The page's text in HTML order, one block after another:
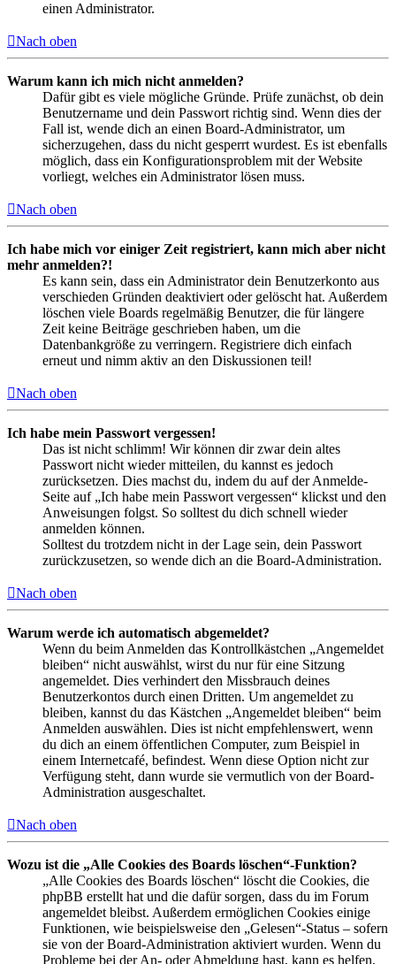
einen Administrator.
Nach oben
Warum kann ich mich nicht anmelden?
Dafür gibt es viele mögliche Gründe. Prüfe zunächst, ob dein
Benutzername und dein Passwort richtig sind. Wenn dies der
Fall ist, wende dich an einen Board-Administrator, um
sicherzugehen, dass du nicht gesperrt wurdest. Es ist ebenfalls
möglich, dass ein Konfigurationsproblem mit der Website
vorliegt, welches ein Administrator lösen muss.
Nach oben
Ich habe mich vor einiger Zeit registriert, kann mich aber nicht
mehr anmelden?!
Es kann sein, dass ein Administrator dein Benutzerkonto aus
verschieden Gründen deaktiviert oder gelöscht hat. Außerdem
löschen viele Boards regelmäßig Benutzer, die für längere
Zeit keine Beiträge geschrieben haben, um die
Datenbankgröße zu verringern. Registriere dich einfach
erneut und nimm aktiv an den Diskussionen teil!
Nach oben
Ich habe mein Passwort vergessen!
Das ist nicht schlimm! Wir können dir zwar dein altes
Passwort nicht wieder mitteilen, du kannst es jedoch
zurücksetzen. Dies machst du, indem du auf der Anmelde-
Seite auf „Ich habe mein Passwort vergessen“ klickst und den
Anweisungen folgst. So solltest du dich schnell wieder
anmelden können.
Solltest du trotzdem nicht in der Lage sein, dein Passwort
zurückzusetzen, so wende dich an die Board-Administration.
Nach oben
Warum werde ich automatisch abgemeldet?
Wenn du beim Anmelden das Kontrollkästchen „Angemeldet
bleiben“ nicht auswählst, wirst du nur für eine Sitzung
angemeldet. Dies verhindert den Missbrauch deines
Benutzerkontos durch einen Dritten. Um angemeldet zu
bleiben, kannst du das Kästchen „Angemeldet bleiben“ beim
Anmelden auswählen. Dies ist nicht empfehlenswert, wenn
du dich an einem öffentlichen Computer, zum Beispiel in
einem Internetcafé, befindest. Wenn diese Option nicht zur
Verfügung steht, dann wurde sie vermutlich von der Board-
Administration ausgeschaltet.
Nach oben
Wozu ist die „Alle Cookies des Boards löschen“-Funktion?
„Alle Cookies des Boards löschen“ löscht die Cookies, die
phpBB erstellt hat und die dafür sorgen, dass du im Forum
angemeldet bleibst. Außerdem ermöglichen Cookies einige
Funktionen, wie beispielsweise den „Gelesen“-Status – sofern
sie von der Board-Administration aktiviert wurden. Wenn du
Probleme bei der An- oder Abmeldung hast, kann es helfen,